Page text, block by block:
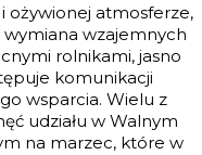
ożywionej atmosferze,
wymiana wzajemnych
rolnikami, jasno
komunikacji
wsparcia. Wielu z
udziału w Walnym
na marzec, które w